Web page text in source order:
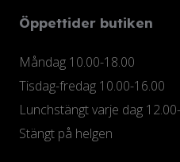
Öppettider butiken
Måndag 10.00-18.00
Tisdag-fredag 10.00-16.00
Lunchstängt varje dag
Stängt på helgen